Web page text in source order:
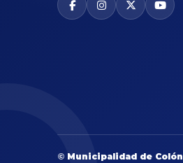
© Municipalidad de Colón